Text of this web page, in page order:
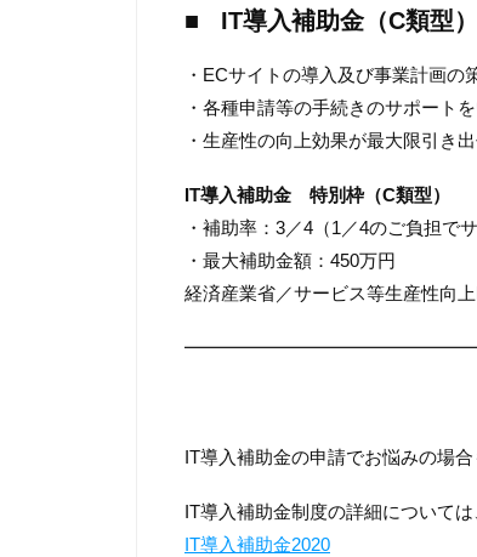
■ IT導入補助金（C類型）
・ECサイトの導入及び事業計画の
・各種申請等の手続きのサポートを
・生産性の向上効果が最大限引き
IT導入補助金 特別枠（C類型）
・補助率：3／4（1／4のご負担で
・最大補助金額：450万円
経済産業省／サービス等生産性向
IT導入補助金の申請でお悩みの場
IT導入補助金制度の詳細について
IT導入補助金2020